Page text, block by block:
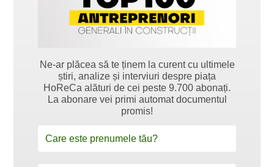
Ne-ar plăcea să te ținem la curent cu ultimele
știri, analize și interviuri despre piața
HoReCa alături de cei peste 9.700 abonați.
La abonare vei primi automat documentul
promis!